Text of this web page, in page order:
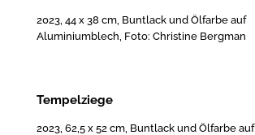
2023, 44 x 38 cm, Buntlack und Ölfarbe auf
Aluminiumblech, Foto: Christine Bergman
Tempelziege
2023, 62,5 x 52 cm, Buntlack und Ölfarbe auf